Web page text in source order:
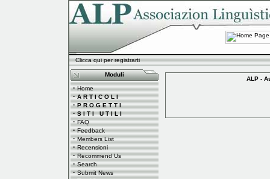
Clicca qui per registrarti
Moduli
· Home
· A R T I C O L I
· P R O G E T T I
· S I T I U T I L I
· FAQ
· Feedback
· Members List
· Recensioni
· Recommend Us
· Search
· Submit News
ALP -